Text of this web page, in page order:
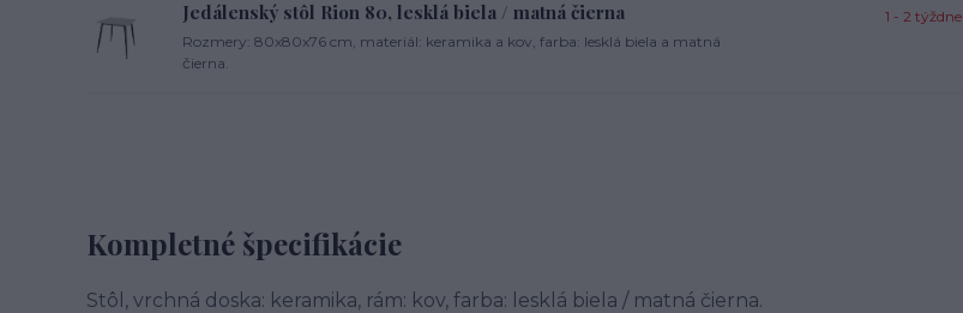
Jedálenský stôl Rion 80, lesklá biela / matná čierna
Rozmery: 80x80x76 cm, materiál: keramika a kov, farba: lesklá biela a matná
čierna.
1 - 2 týždne
Kompletné špecifikácie
Stôl, vrchná doska: keramika, rám: kov, farba: lesklá biela / matná čierna.